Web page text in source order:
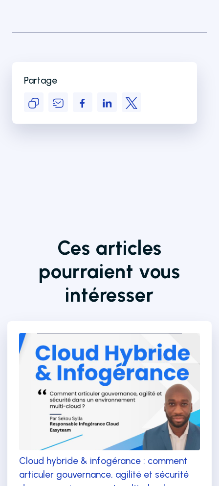
Partage
Ces articles
pourraient vous
intéresser
Cloud hybride & infogérance : comment
articuler gouvernance, agilité et sécurité